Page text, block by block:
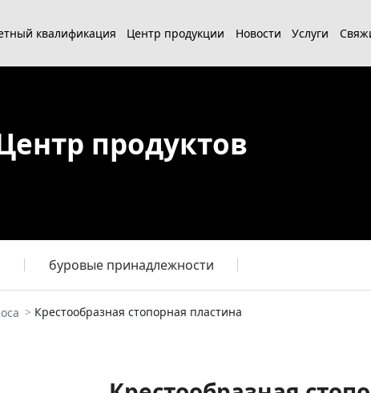
квалификация Центр продукции Новости Услуги
продуктов
буровые принадлежности
Крестообразная стопорная пластина